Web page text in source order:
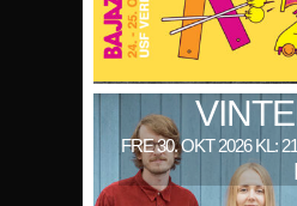
FRE 30. OKT 2026 KL: